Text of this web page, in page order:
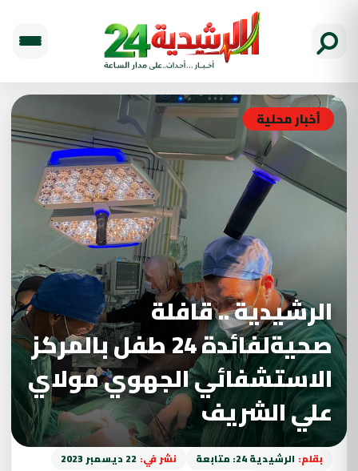
أخبار محلية
الرشيدية .. قافلة
صحيةلفائدة 24 طفل بالمركز
الاستشفائي الجهوي مولاي
علي الشريف
بقلم: الرشيدية 24: متابعة نشر في: 22 ديسمبر 2023